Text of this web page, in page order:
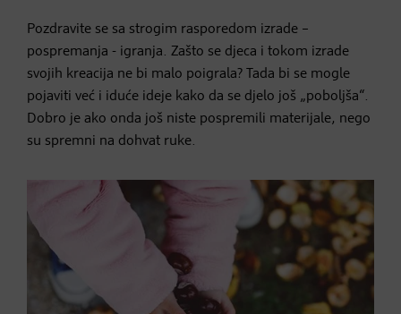
Pozdravite se sa strogim rasporedom izrade –
pospremanja - igranja. Zašto se djeca i tokom izrade
svojih kreacija ne bi malo poigrala? Tada bi se mogle
pojaviti već i iduće ideje kako da se djelo još „poboljša“.
Dobro je ako onda još niste pospremili materijale, nego
su spremni na dohvat ruke.